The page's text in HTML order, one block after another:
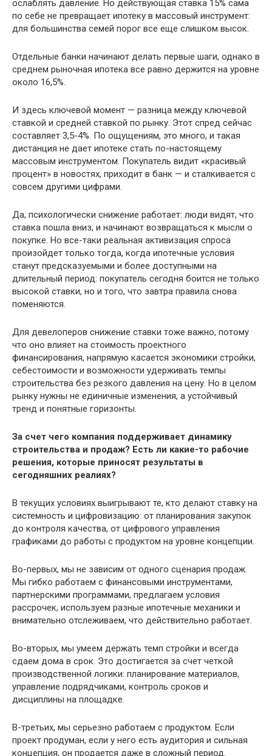
ослаблять давление. Но действующая ставка 15% сама
по себе не превращает ипотеку в массовый инструмент:
для большинства семей порог все еще слишком высок.
Отдельные банки начинают делать первые шаги, однако в
среднем рыночная ипотека все равно держится на уровне
около 16,5%.
И здесь ключевой момент — разница между ключевой
ставкой и средней ставкой по рынку. Этот спред сейчас
составляет 3,5-4%. По ощущениям, это много, и такая
дистанция не дает ипотеке стать по-настоящему
массовым инструментом. Покупатель видит «красивый
процент» в новостях, приходит в банк — и сталкивается с
совсем другими цифрами.
Да, психологически снижение работает: люди видят, что
ставка пошла вниз, и начинают возвращаться к мысли о
покупке. Но все-таки реальная активизация спроса
произойдет только тогда, когда ипотечные условия
станут предсказуемыми и более доступными на
длительный период: покупатель сегодня боится не только
высокой ставки, но и того, что завтра правила снова
поменяются.
Для девелоперов снижение ставки тоже важно, потому
что оно влияет на стоимость проектного
финансирования, напрямую касается экономики стройки,
себестоимости и возможности удерживать темпы
строительства без резкого давления на цену. Но в целом
рынку нужны не единичные изменения, а устойчивый
тренд и понятные горизонты.
За счет чего компания поддерживает динамику
строительства и продаж? Есть ли какие-то рабочие
решения, которые приносят результаты в
сегодняшних реалиях?
В текущих условиях выигрывают те, кто делают ставку на
системность и цифровизацию: от планирования закупок
до контроля качества, от цифрового управления
графиками до работы с продуктом на уровне концепции.
Во-первых, мы не зависим от одного сценария продаж.
Мы гибко работаем с финансовыми инструментами,
партнерскими программами, предлагаем условия
рассрочек, используем разные ипотечные механики и
внимательно отслеживаем, что действительно работает.
Во-вторых, мы умеем держать темп стройки и всегда
сдаем дома в срок. Это достигается за счет четкой
производственной логики: планирование материалов,
управление подрядчиками, контроль сроков и
дисциплины на площадке.
В-третьих, мы серьезно работаем с продуктом. Если
проект продуман, если у него есть аудитория и сильная
концепция, он продается даже в сложный период.